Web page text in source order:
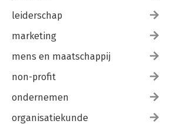
leiderschap
marketing
mens en maatschappij
non-profit
ondernemen
organisatiekunde